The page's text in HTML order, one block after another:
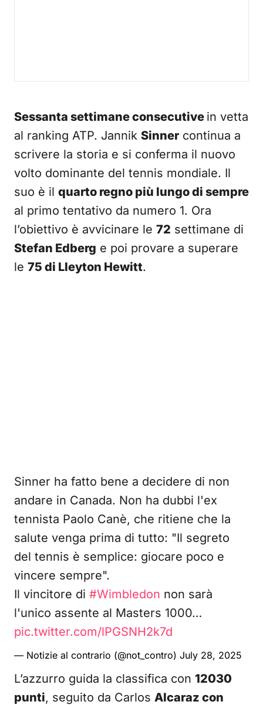
Sessanta settimane consecutive in vetta
al ranking ATP. Jannik Sinner continua a
scrivere la storia e si conferma il nuovo
volto dominante del tennis mondiale. Il
suo è il quarto regno più lungo di sempre
al primo tentativo da numero 1. Ora
l’obiettivo è avvicinare le 72 settimane di
Stefan Edberg e poi provare a superare
le 75 di Lleyton Hewitt.
Sinner ha fatto bene a decidere di non
andare in Canada. Non ha dubbi l'ex
tennista Paolo Canè, che ritiene che la
salute venga prima di tutto: "Il segreto
del tennis è semplice: giocare poco e
vincere sempre".
Il vincitore di #Wimbledon non sarà
l'unico assente al Masters 1000…
pic.twitter.com/lPGSNH2k7d
— Notizie al contrario (@not_contro) July 28, 2025
L’azzurro guida la classifica con 12030
punti, seguito da Carlos Alcaraz con